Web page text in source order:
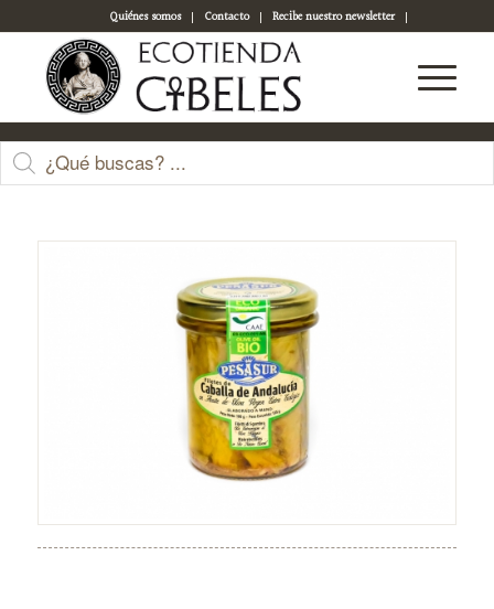
Quiénes somos Contacto
Recibe nuestro newsletter
Acceso a tu cuenta
Tienda